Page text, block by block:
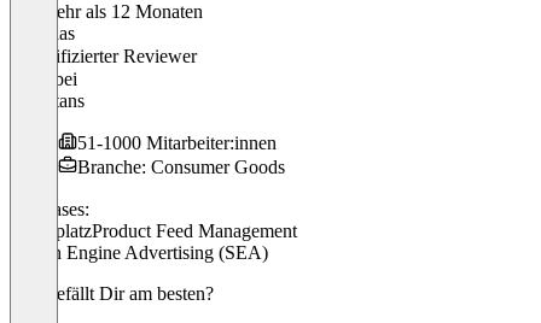
Vor mehr als 12 Monaten
Matthias
Verifizierter Reviewer
bei
Webtitans
51-1000 Mitarbeiter:innen
Branche: Consumer Goods
Use cases:
MarktplatzProduct Feed Management
Search Engine Advertising (SEA)
Was gefällt Dir am besten?